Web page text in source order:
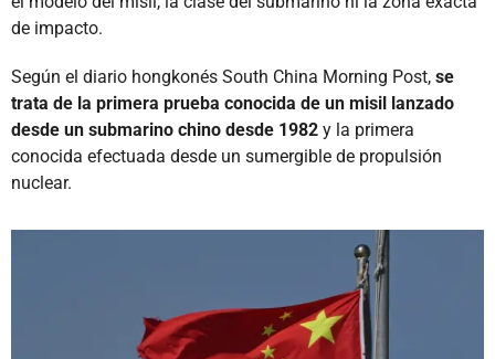
de impacto.
Según el diario hongkonés South China Morning Post, se
trata de la primera prueba conocida de un misil lanzado
desde un submarino chino desde 1982 y la primera
conocida efectuada desde un sumergible de propulsión
nuclear.